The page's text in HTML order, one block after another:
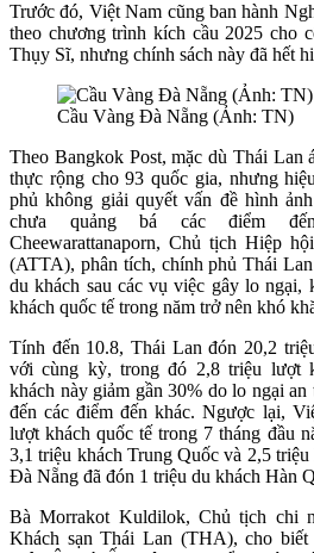
Trước đó, Việt Nam cũng ban hành
theo chương trình kích cầu 2025 cho
Thụy Sĩ, nhưng chính sách này đã hết
Cầu Vàng Đà Nẵng (Ảnh: TN)
Theo Bangkok Post, mặc dù Thái Lan
thực rộng cho 93 quốc gia, nhưng
phủ không giải quyết vấn đề hình
chưa quảng bá các điểm
Cheewarattanaporn, Chủ tịch Hiệp
(ATTA), phân tích, chính phủ Thái
du khách sau các vụ việc gây lo ngại,
khách quốc tế trong năm trở nên khó
Tính đến 10.8, Thái Lan đón 20,2
với cùng kỳ, trong đó 2,8 triệu lượt
khách này giảm gần 30% do lo ngại an
đến các điểm đến khác. Ngược lại,
lượt khách quốc tế trong 7 tháng đầu
3,1 triệu khách Trung Quốc và 2,5
Đà Nẵng đã đón 1 triệu du khách Hàn
Bà Morrakot Kuldilok, Chủ tịch chi
Khách sạn Thái Lan (THA), cho biết